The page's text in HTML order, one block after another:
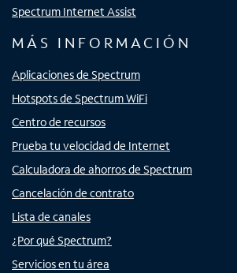
Spectrum Internet Assist
MÁS INFORMACIÓN
Aplicaciones de Spectrum
Hotspots de Spectrum WiFi
Centro de recursos
Prueba tu velocidad de Internet
Calculadora de ahorros de Spectrum
Cancelación de contrato
Lista de canales
¿Por qué Spectrum?
Servicios en tu área